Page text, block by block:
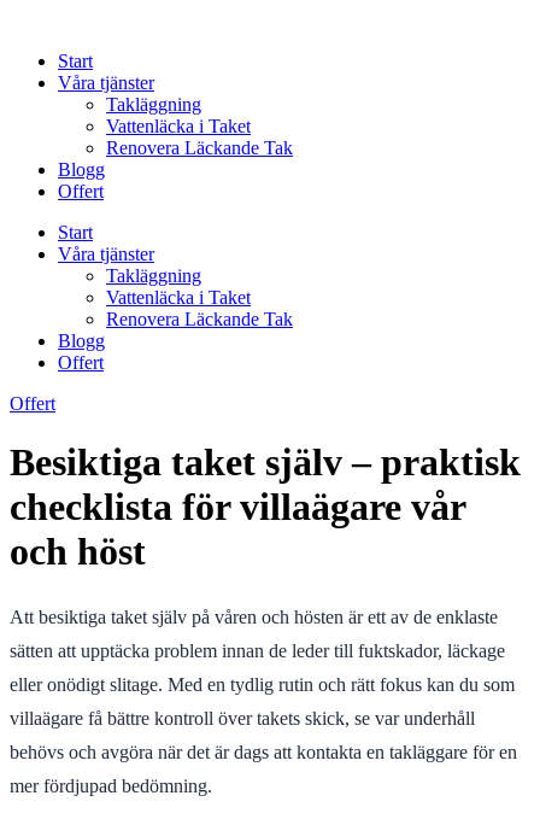
contentStart
Våra tjänster
Takläggning
Vattenläcka i Taket
Renovera Läckande Tak
Blogg
Offert
Start
Våra tjänster
Takläggning
Vattenläcka i Taket
Renovera Läckande Tak
Blogg
Offert
Offert
Besiktiga taket själv – praktisk
checklista för villaägare vår
och höst
Att besiktiga taket själv på våren och hösten är ett av de enklaste
sätten att upptäcka problem innan de leder till fuktskador, läckage
eller onödigt slitage. Med en tydlig rutin och rätt fokus kan du som
villaägare få bättre kontroll över takets skick, se var underhåll
behövs och avgöra när det är dags att kontakta en takläggare för en
mer fördjupad bedömning.